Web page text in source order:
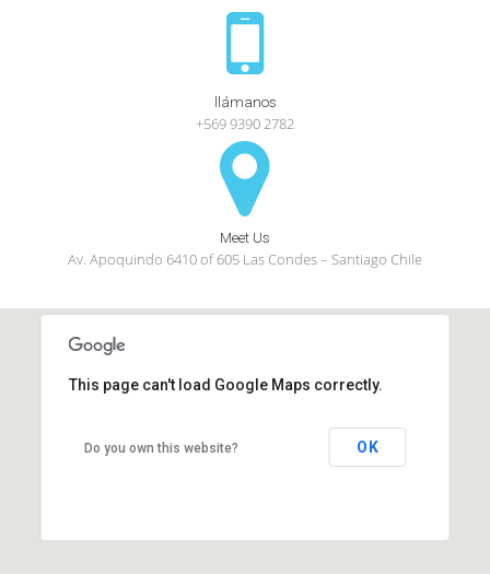
llámanos
+569 9390 2782
Meet Us
Av. Apoquindo 6410 of 605 Las Condes – Santiago Chile
This page can't load Google Maps correctly.
Do you own this website? OK